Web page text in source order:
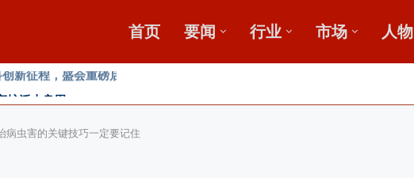
首页 要闻 行业 市场 人物
护沃土良田
广架起丰收金桥梁 【鄂中】
病虫害的关键技巧一定要记住